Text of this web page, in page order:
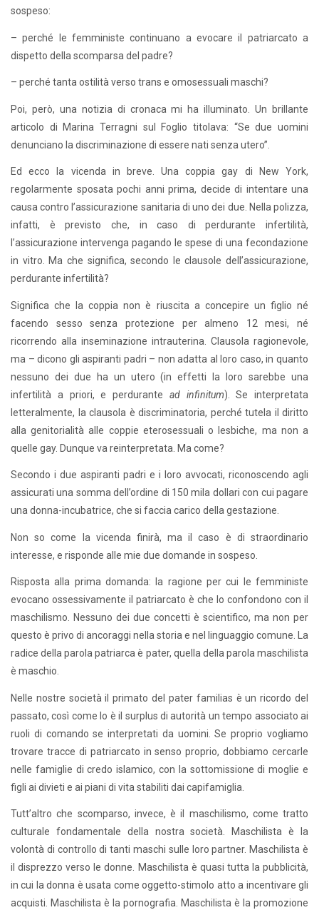
sospeso:
– perché le femministe continuano a evocare il patriarcato a
dispetto della scomparsa del padre?
– perché tanta ostilità verso trans e omosessuali maschi?
Poi, però, una notizia di cronaca mi ha illuminato. Un brillante
articolo di Marina Terragni sul Foglio titolava: “Se due uomini
denunciano la discriminazione di essere nati senza utero”.
Ed ecco la vicenda in breve. Una coppia gay di New York,
regolarmente sposata pochi anni prima, decide di intentare una
causa contro l’assicurazione sanitaria di uno dei due. Nella polizza,
infatti, è previsto che, in caso di perdurante infertilità,
l’assicurazione intervenga pagando le spese di una fecondazione
in vitro. Ma che significa, secondo le clausole dell’assicurazione,
perdurante infertilità?
Significa che la coppia non è riuscita a concepire un figlio né
facendo sesso senza protezione per almeno 12 mesi, né
ricorrendo alla inseminazione intrauterina. Clausola ragionevole,
ma – dicono gli aspiranti padri – non adatta al loro caso, in quanto
nessuno dei due ha un utero (in effetti la loro sarebbe una
infertilità a priori, e perdurante ad infinitum). Se interpretata
letteralmente, la clausola è discriminatoria, perché tutela il diritto
alla genitorialità alle coppie eterosessuali o lesbiche, ma non a
quelle gay. Dunque va reinterpretata. Ma come?
Secondo i due aspiranti padri e i loro avvocati, riconoscendo agli
assicurati una somma dell’ordine di 150 mila dollari con cui pagare
una donna-incubatrice, che si faccia carico della gestazione.
Non so come la vicenda finirà, ma il caso è di straordinario
interesse, e risponde alle mie due domande in sospeso.
Risposta alla prima domanda: la ragione per cui le femministe
evocano ossessivamente il patriarcato è che lo confondono con il
maschilismo. Nessuno dei due concetti è scientifico, ma non per
questo è privo di ancoraggi nella storia e nel linguaggio comune. La
radice della parola patriarca è pater, quella della parola maschilista
è maschio.
Nelle nostre società il primato del pater familias è un ricordo del
passato, così come lo è il surplus di autorità un tempo associato ai
ruoli di comando se interpretati da uomini. Se proprio vogliamo
trovare tracce di patriarcato in senso proprio, dobbiamo cercarle
nelle famiglie di credo islamico, con la sottomissione di moglie e
figli ai divieti e ai piani di vita stabiliti dai capifamiglia.
Tutt’altro che scomparso, invece, è il maschilismo, come tratto
culturale fondamentale della nostra società. Maschilista è la
volontà di controllo di tanti maschi sulle loro partner. Maschilista è
il disprezzo verso le donne. Maschilista è quasi tutta la pubblicità,
in cui la donna è usata come oggetto-stimolo atto a incentivare gli
acquisti. Maschilista è la pornografia. Maschilista è la promozione